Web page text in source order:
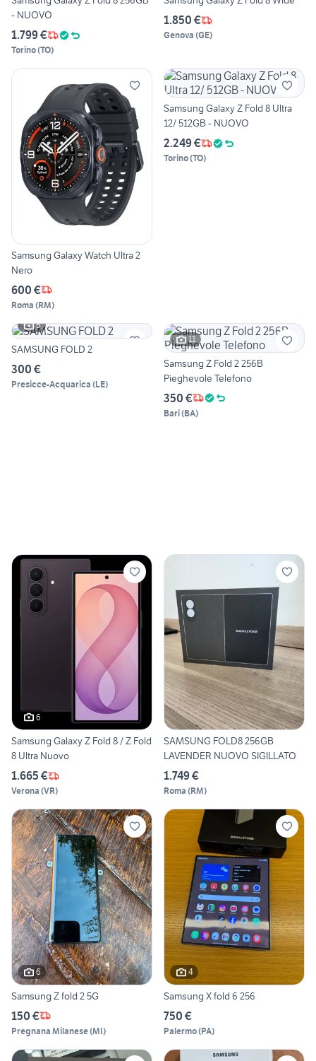
- NUOVO
1.799 €
Torino(TO)
1.850 €
Genova (GE)
Samsung Galaxy Watch Ultra 2
Nero
600 €
Roma (RM)
Samsung Galaxy Z Fold 8 Ultra
12/ 512GB - NUOVO
2.249 €
Torino(TO)
5
SAMSUNG FOLD 2
300 €
Presicce-Acquarica (LE)
11
Samsung Z Fold 2 256B
Pieghevole Telefono
350 €
Bari(BA)
6
Samsung Galaxy Z Fold 8 / Z Fold
8 Ultra Nuovo
1.665 €
Verona (VR)
SAMSUNG FOLD8 256GB
LAVENDER NUOVO SIGILLATO
1.749 €
Roma (RM)
6
Samsung Z fold 2 5G
150 €
Pregnana Milanese(MI)
4
Samsung X fold 6 256
750 €
Palermo(PA)